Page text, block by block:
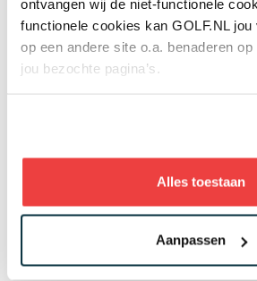
ontvangen wij de niet-functionele
functionele cookies kan GOLF.NL
op een andere site o.a. benaderen
jou bezochte pagina’s.
Alles toestaan
Aanpassen
worden groot
nieuwe investeerder 06 AUG
'Mag ik nog steeds drie
Negenvoudig speelster
majorwinnares Anna Nordqvist
05 AUG
Meer nieuws